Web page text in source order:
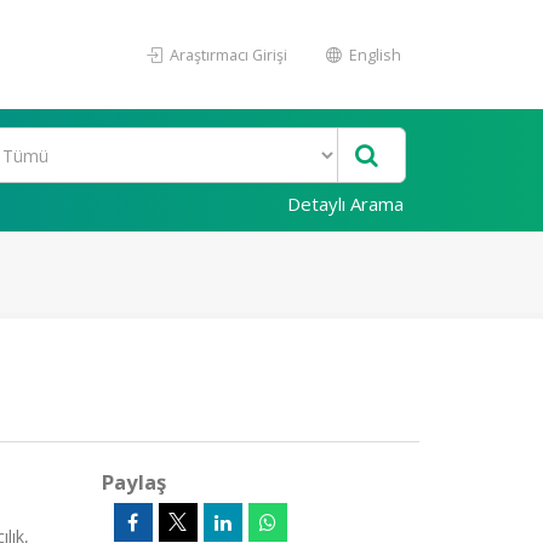
Araştırmacı Girişi English
Detaylı Arama
Paylaş